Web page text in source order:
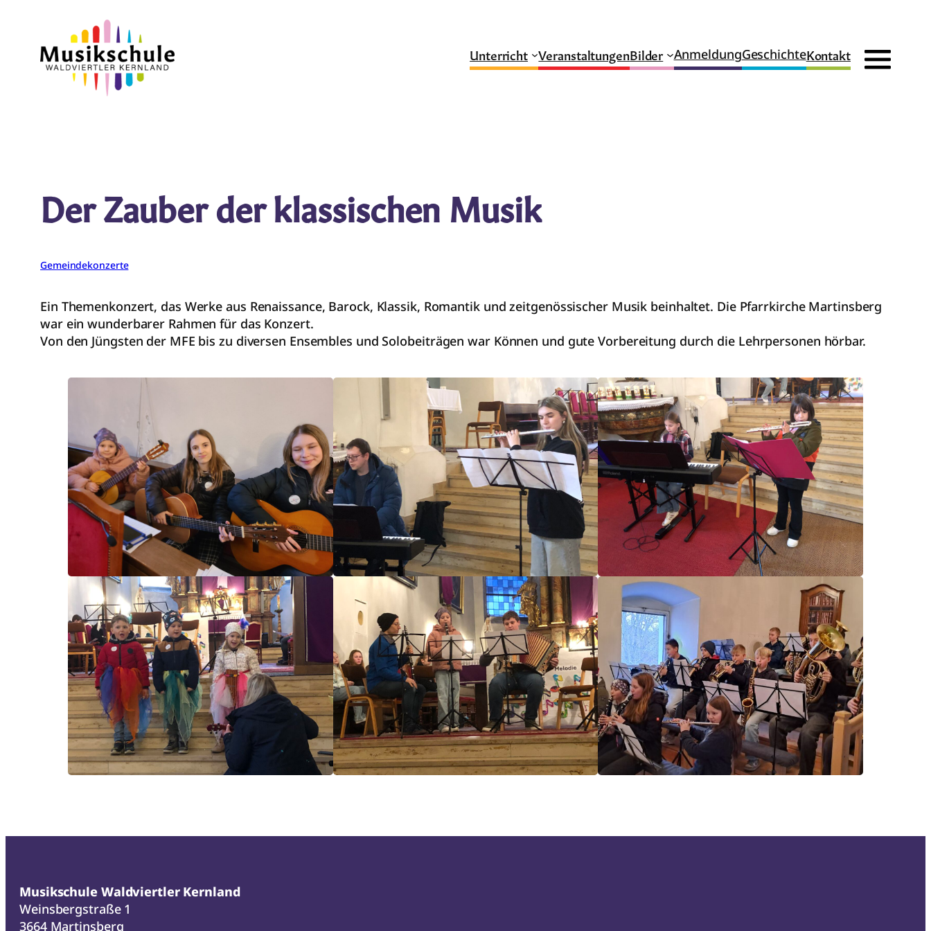
springen
Unterricht VeranstaltungenBilder AnmeldungGeschichteKontakt
Der Zauber der klassischen Musik
Gemeindekonzerte
Ein Themenkonzert, das Werke aus Renaissance, Barock, Klassik, Romantik und zeitgenössischer Musik beinhaltet. Die Pfarrkirche Martinsberg
war ein wunderbarer Rahmen für das Konzert.
Von den Jüngsten der MFE bis zu diversen Ensembles und Solobeiträgen war Können und gute Vorbereitung durch die Lehrpersonen hörbar.
Musikschule Waldviertler Kernland
Weinsbergstraße 1
3664 Martinsberg